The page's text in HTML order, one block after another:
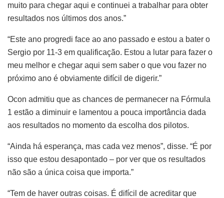
muito para chegar aqui e continuei a trabalhar para obter
resultados nos últimos dos anos.”
“Este ano progredi face ao ano passado e estou a bater o
Sergio por 11-3 em qualificação. Estou a lutar para fazer o
meu melhor e chegar aqui sem saber o que vou fazer no
próximo ano é obviamente difícil de digerir.”
Ocon admitiu que as chances de permanecer na Fórmula
1 estão a diminuir e lamentou a pouca importância dada
aos resultados no momento da escolha dos pilotos.
“Ainda há esperança, mas cada vez menos”, disse. “É por
isso que estou desapontado – por ver que os resultados
não são a única coisa que importa.”
“Tem de haver outras coisas. É difícil de acreditar que